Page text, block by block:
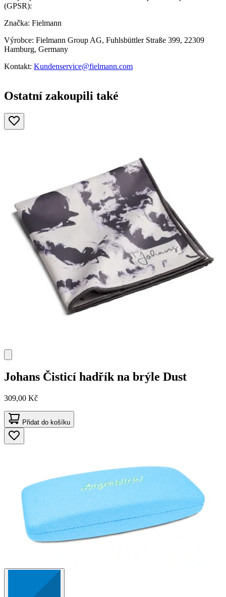
(GPSR):
Značka: Fielmann
Výrobce: Fielmann Group AG, Fuhlsbüttler Straße 399, 22309
Hamburg, Germany
Kontakt: Kundenservice@fielmann.com
Ostatní zakoupili také
Johans Čisticí hadřík na brýle Dust
309,00 Kč
Přidat do košíku